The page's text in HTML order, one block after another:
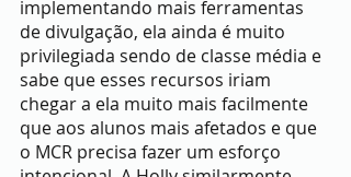
implementando mais ferramentas
de divulgação, ela ainda é muito
privilegiada sendo de classe média e
sabe que esses recursos iriam
chegar a ela muito mais facilmente
que aos alunos mais afetados e que
o MCR precisa fazer um esforço